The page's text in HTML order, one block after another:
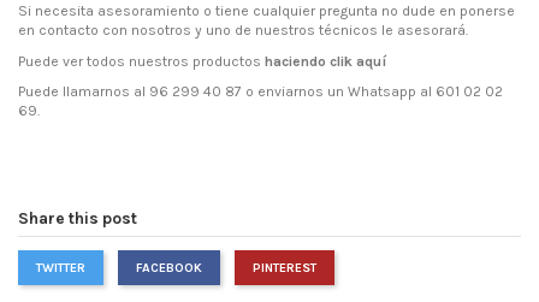
Si necesita asesoramiento o tiene cualquier pregunta no dude en ponerse
en contacto con nosotros y uno de nuestros técnicos le asesorará.
Puede ver todos nuestros productos haciendo clik aquí
Puede llamarnos al 96 299 40 87 o enviarnos un Whatsapp al 601 02 02
69.
Share this post
TWITTER FACEBOOK PINTEREST